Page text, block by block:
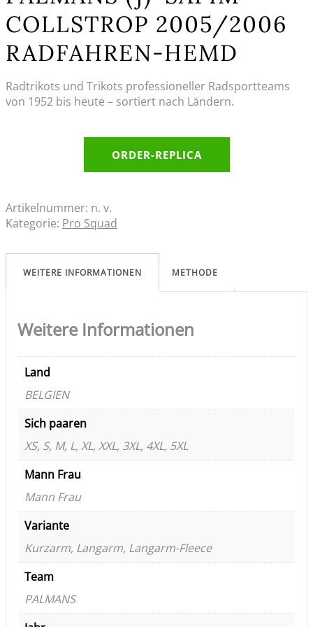
COLLSTROP 2005/2006
RADFAHREN-HEMD
Radtrikots und Trikots professioneller Radsportteams
von 1952 bis heute – sortiert nach Ländern.
ORDER-REPLICA
Artikelnummer: n. v.
Kategorie: Pro Squad
WEITERE INFORMATIONEN METHODE
Weitere Informationen
Land
BELGIEN
Sich paaren
XS, S, M, L, XL, XXL, 3XL, 4XL, 5XL
Mann Frau
Mann Frau
Variante
Kurzarm, Langarm, Langarm-Fleece
Team
PALMANS